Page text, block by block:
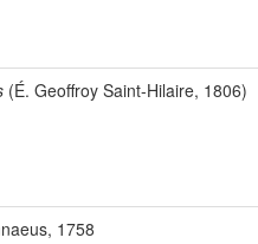
(É. Geoffroy Saint-Hilaire, 1806)
1758